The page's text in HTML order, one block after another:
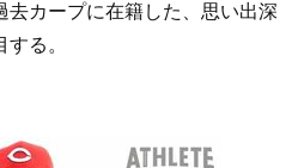
去カープに在籍した、思い出深
る。